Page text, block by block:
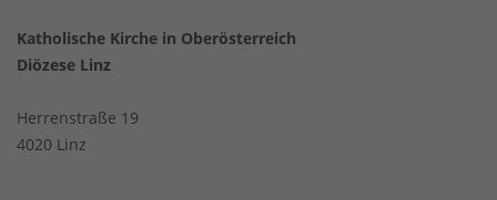
Katholische Kirche in Oberösterreich
Diözese Linz
Herrenstraße 19
4020 Linz